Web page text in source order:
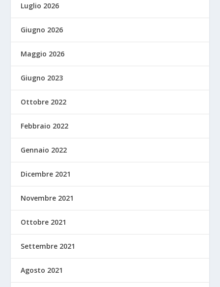
Luglio 2026
Giugno 2026
Maggio 2026
Giugno 2023
Ottobre 2022
Febbraio 2022
Gennaio 2022
Dicembre 2021
Novembre 2021
Ottobre 2021
Settembre 2021
Agosto 2021